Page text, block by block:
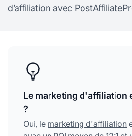
d’affiliation avec
Le marketing d'affiliation
?
Oui, le marketing d'affiliation